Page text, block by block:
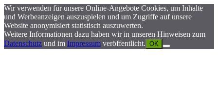
Wir verwenden für unsere Online-Angebote Cookies, um Inhalte
und Werbeanzeigen auszuspielen und um Zugriffe auf unsere
Website anonymisiert statistisch auszuwerten.
Weitere Informationen dazu haben wir in unseren Hinweisen zum
Datenschutz und im Impressum veröffentlicht. OK